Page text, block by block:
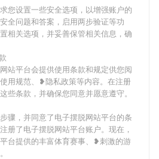
您设置一些安全选项，以增强账户的
全问题和答案，启用两步验证等功
相关选项，并妥善保管相关信息，确
站平台会提供使用条款和规定供您阅
用规范、❥隐私政策等内容。在注册
些条款，并确保您同意并愿意遵守。
骤，并同意了电子摆脱网站平台的条
册了电子摆脱网站平台账户。现在，
台提供的丰富体育赛事、❥刺激的游